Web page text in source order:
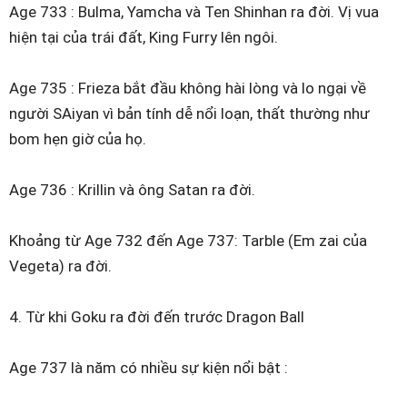
Age 733 : Bulma, Yamcha và Ten Shinhan ra đời. Vị vua
hiện tại của trái đất, King Furry lên ngôi.
Age 735 : Frieza bắt đầu không hài lòng và lo ngại về
người SAiyan vì bản tính dễ nổi loạn, thất thường như
bom hẹn giờ của họ.
Age 736 : Krillin và ông Satan ra đời.
Khoảng từ Age 732 đến Age 737: Tarble (Em zai của
Vegeta) ra đời.
4. Từ khi Goku ra đời đến trước Dragon Ball
Age 737 là năm có nhiều sự kiện nổi bật :